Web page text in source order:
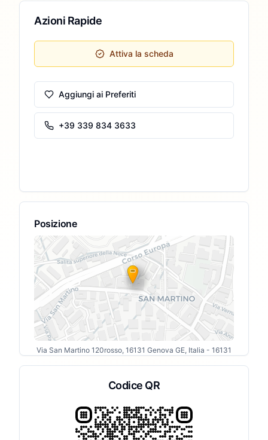
Azioni Rapide
Attiva la scheda
Aggiungi ai Preferiti
+39 339 834 3633
Posizione
Via San Martino 120rosso, 16131 Genova GE, Italia - 16131
Codice QR